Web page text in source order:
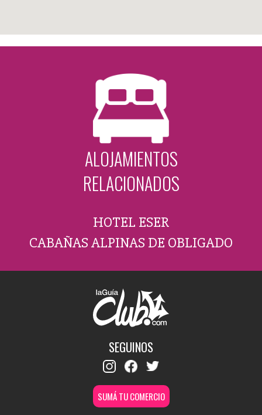
ALOJAMIENTOS
RELACIONADOS
HOTEL ESER
CABAÑAS ALPINAS DE OBLIGADO
SEGUINOS
SUMÁ TU COMERCIO